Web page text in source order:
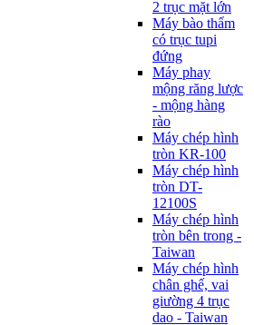
2 trục mặt lớn
Máy bào thẩm
có trục tupi
đứng
Máy phay
mộng răng lược
- mộng hàng
rào
Máy chép hình
tròn KR-100
Máy chép hình
tròn DT-
12100S
Máy chép hình
tròn bên trong -
Taiwan
Máy chép hình
chân ghế, vai
giường 4 trục
dao - Taiwan